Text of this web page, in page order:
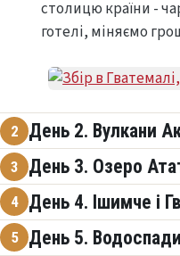
столицю країни -
готелі, міняємо
2 День 2. Вулкани
3 День 3. Озеро
4 День 4. Ішимче і
5 День 5.